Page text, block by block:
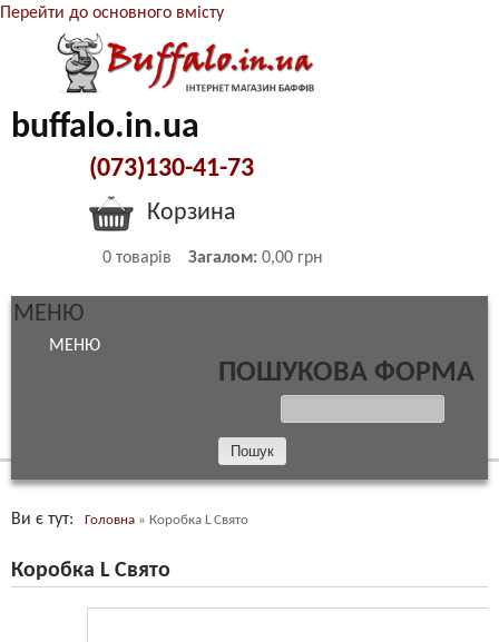
Перейти до основного вмісту
buffalo.in.ua
(073)130-41-73
Корзина
0 товарів Загалом: 0,00 грн
МЕНЮ
МЕНЮ
ПОШУКОВА ФОРМА
Ви є тут Головна » Коробка L Свято
Коробка L Свято